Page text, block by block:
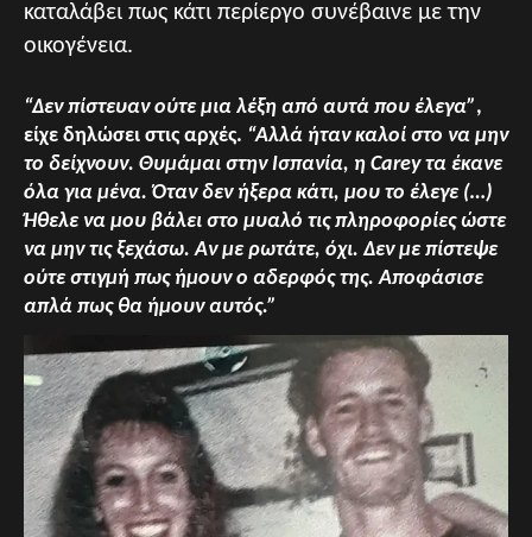
καταλάβει πως κάτι περίεργο συνέβαινε με την
οικογένεια.
“Δεν πίστευαν ούτε μια λέξη από αυτά που έλεγα”,
είχε δηλώσει στις αρχές. “Αλλά ήταν καλοί στο να μην
το δείχνουν. Θυμάμαι στην Ισπανία, η Carey τα έκανε
όλα για μένα. Όταν δεν ήξερα κάτι, μου το έλεγε (…)
Ήθελε να μου βάλει στο μυαλό τις πληροφορίες ώστε
να μην τις ξεχάσω. Αν με ρωτάτε, όχι. Δεν με πίστεψε
ούτε στιγμή πως ήμουν ο αδερφός της. Αποφάσισε
απλά πως θα ήμουν αυτός.”